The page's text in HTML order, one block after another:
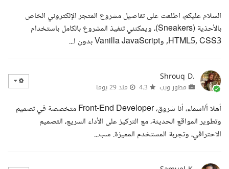
السلام عليكم، اطلعت على تفاصيل مشروع المتجر الإلكتروني الخاص
بالأحذية (Sneakers)، ويمكنني تنفيذ المشروع بالكامل باستخدام
HTML5, CSS3, وVanilla JavaScript بدون ا...
Shrouq D.
مطور ويب منذ 29 يوما
أهلا أ/اسماء، أنا شروق، Front-End Developer متخصصة في تصميم
وتطوير المواقع الحديثة، مع التركيز على الأداء السريع، التصميم
الاحترافي، وتجربة المستخدم المميزة. سب...